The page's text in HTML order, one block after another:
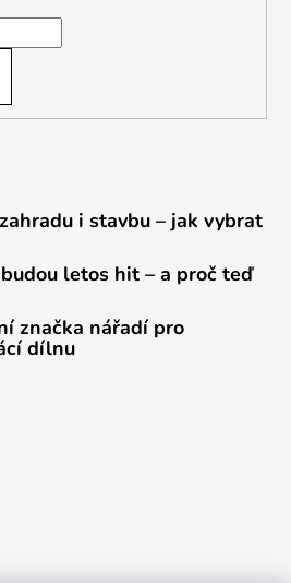
i stavbu – jak vybrat
letos hit – a proč teď
značka nářadí pro
dílnu